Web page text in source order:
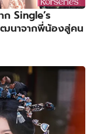
Single’s
นาจากพี่น้องสู่คน